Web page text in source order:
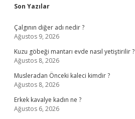
Sidebar
Son Yazılar
Çalgının diğer adı nedir ?
Ağustos 9, 2026
Kuzu göbeği mantarı evde nasıl yetiştirilir ?
Ağustos 8, 2026
Musleradan Önceki kaleci kimdir ?
Ağustos 8, 2026
Erkek kavalye kadın ne ?
Ağustos 6, 2026